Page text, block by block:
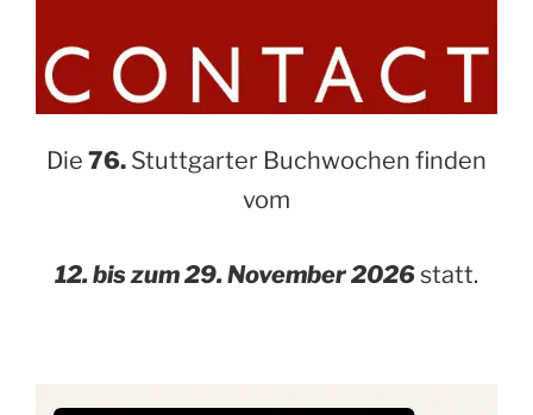
Die 76. Stuttgarter Buchwochen finden
vom
12. bis zum 29. November 2026statt.